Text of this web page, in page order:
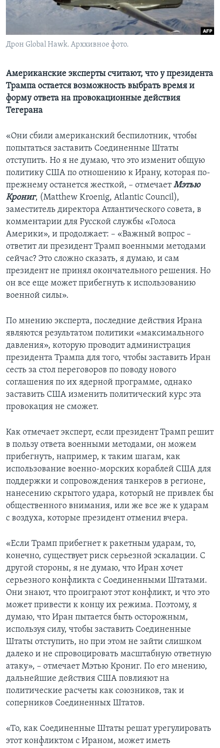
Learning English
СОЦИАЛЬНЫЕ СЕТИ
Языки
Дрон Global Hawk. Арххивное фото.
Американские эксперты считают, что у президента
Трампа остается возможность выбрать время и
форму ответа на провокационные действия
Тегерана
«Они сбили американский беспилотник, чтобы
попытаться заставить Соединенные Штаты
отступить. Но я не думаю, что это изменит общую
политику США по отношению к Ирану, которая по-
прежнему останется жесткой, – отмечаетМэтью
Крониг, (Matthew Kroenig, Atlantic Council),
заместитель директора Атлантического совета, в
комментарии для Русской службы «Голоса
Америки», и продолжает: – «Важный вопрос –
ответит ли президент Трамп военными методами
сейчас? Это сложно сказать, я думаю, и сам
президент не принял окончательного решения. Но
он все еще может прибегнуть к использованию
военной силы».
По мнению эксперта, последние действия Ирана
являются результатом политики «максимального
давления», которую проводит администрация
президента Трампа для того, чтобы заставить Иран
сесть за стол переговоров по поводу нового
соглашения по их ядерной программе, однако
заставить США изменить политический курс эта
провокация не сможет.
Как отмечает эксперт, если президент Трамп решит
в пользу ответа военными методами, он можем
прибегнуть, например, к таким шагам, как
использование военно-морских кораблей США для
поддержки и сопровождения танкеров в регионе,
нанесению скрытого удара, который не привлек бы
общественного внимания, или же все же к ударам
с воздуха, которые президент отменил вчера.
«Если Трамп прибегнет к ракетным ударам, то,
конечно, существует риск серьезной эскалации. С
другой стороны, я не думаю, что Иран хочет
серьезного конфликта с Соединенными Штатами.
Они знают, что проиграют этот конфликт, и что это
может привести к концу их режима. Поэтому, я
думаю, что Иран пытается быть осторожным,
используя силу, чтобы заставить Соединенные
Штаты отступить, но при этом не зайти слишком
далеко и не спровоцировать масштабную ответную
атаку», – отмечает Мэтью Крониг. По его мнению,
дальнейшие действия США повлияют на
политические расчеты как союзников, так и
соперников Соединенных Штатов.
«То, как Соединенные Штаты решат урегулировать
этот конфликтом с Ираном, может иметь